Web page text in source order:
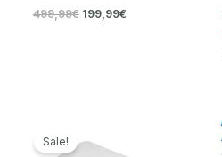
499,99€ 199,99€
Sale!
war: